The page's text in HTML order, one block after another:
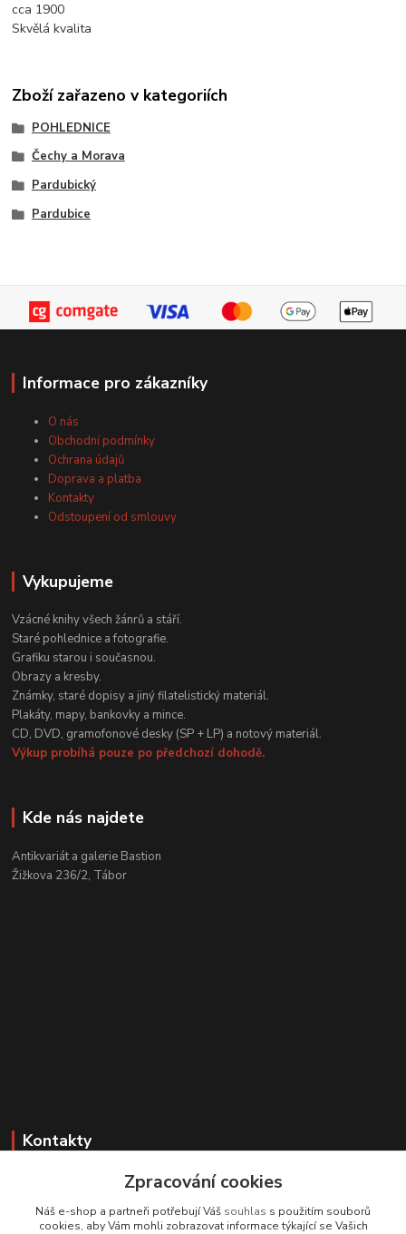
cca 1900
Skvělá kvalita
Zboží zařazeno v kategoriích
POHLEDNICE
Čechy a Morava
Pardubický
Pardubice
Informace pro zákazníky
O nás
Obchodní podmínky
Ochrana údajů
Doprava a platba
Kontakty
Odstoupení od smlouvy
Vykupujeme
Vzácné knihy všech žánrů a stáří.
Staré pohlednice a fotografie.
Grafiku starou i současnou.
Obrazy a kresby.
Známky, staré dopisy a jiný filatelistický materiál.
Plakáty, mapy, bankovky a mince.
CD, DVD, gramofonové desky (SP + LP) a notový materiál.
Výkup probíhá pouze po předchozí dohodě.
Kde nás najdete
Antikvariát a galerie Bastion
Žižkova 236/2, Tábor
Kontakty
Zákaznická podpora
+420 608 331 344
(Po-Pá, 11-17 hod.; So, 9-12 hod.)
Zpracování cookies
Náš e-shop a partneři potřebují Váš souhlas s použitím souborů
cookies, aby Vám mohli zobrazovat informace týkající se Vašich